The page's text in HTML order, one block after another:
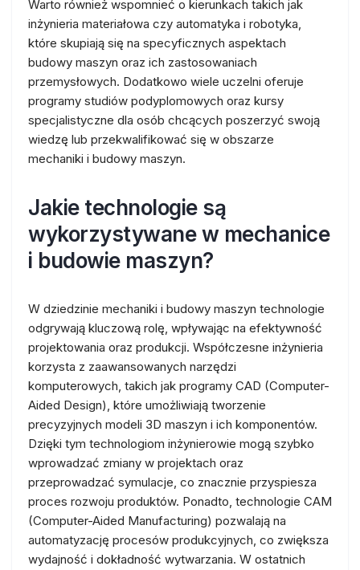
Warto również wspomnieć o kierunkach takich jak
inżynieria materiałowa czy automatyka i robotyka,
które skupiają się na specyficznych aspektach
budowy maszyn oraz ich zastosowaniach
przemysłowych. Dodatkowo wiele uczelni oferuje
programy studiów podyplomowych oraz kursy
specjalistyczne dla osób chcących poszerzyć swoją
wiedzę lub przekwalifikować się w obszarze
mechaniki i budowy maszyn.
Jakie technologie są
wykorzystywane w mechanice
i budowie maszyn?
W dziedzinie mechaniki i budowy maszyn technologie
odgrywają kluczową rolę, wpływając na efektywność
projektowania oraz produkcji. Współczesne inżynieria
korzysta z zaawansowanych narzędzi
komputerowych, takich jak programy CAD (Computer-
Aided Design), które umożliwiają tworzenie
precyzyjnych modeli 3D maszyn i ich komponentów.
Dzięki tym technologiom inżynierowie mogą szybko
wprowadzać zmiany w projektach oraz
przeprowadzać symulacje, co znacznie przyspiesza
proces rozwoju produktów. Ponadto, technologie CAM
(Computer-Aided Manufacturing) pozwalają na
automatyzację procesów produkcyjnych, co zwiększa
wydajność i dokładność wytwarzania. W ostatnich